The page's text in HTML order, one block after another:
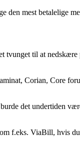
den mest betalelige
til at
Corian, Core
det undertiden
f.eks. ViaBill, hvis